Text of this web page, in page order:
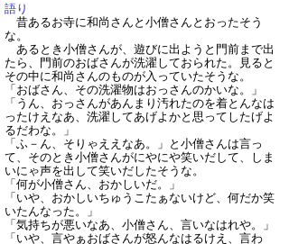
語り
昔あるお寺に和尚さんと小僧さんとおったそう
な。
あるとき小僧さんが、遊びに出ようと門前まで出
たら、門前のおばさんが洗濯しておられた。見ると
その中に和尚さんのものが入っていたそうな。
「おばさん、その洗濯物はおっさんのかいな。」
「うん、おっさんがあんまり汚れたのを着とんなは
ったけえなあ、洗濯してあげよかと思ってしたげよ
るだわな。」
「ふ－ん、そりゃええなあ。」と小僧さんは言っ
て、そのとき小僧さんがにやにや笑いだして、しま
いにゃ声を出して笑いだしたそうな。
「何が小僧さん、おかしいだ。」
「いや、おかしいちゅうこたぁないけど、何だか笑
いたんなった。」
「気持ちが悪いなあ、小僧さん、言いなはれや。」
「いや、言やぁおばさんが怒んなはるけえ、言わ